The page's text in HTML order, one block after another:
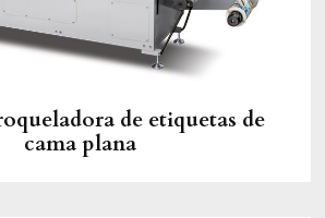
de etiquetas de
cama plana